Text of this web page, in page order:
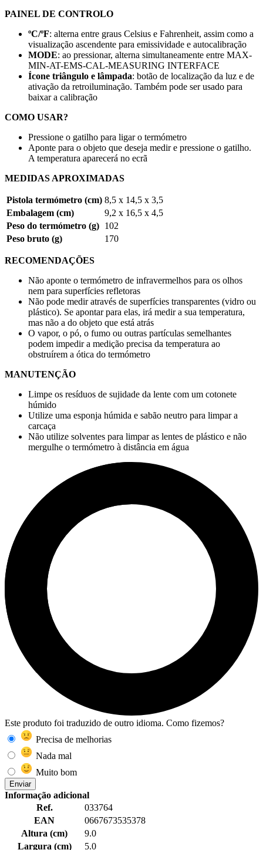
PAINEL DE CONTROLO
ºC/ºF: alterna entre graus Celsius e Fahrenheit, assim como a
visualização ascendente para emissividade e autocalibração
MODE: ao pressionar, alterna simultaneamente entre MAX-
MIN-AT-EMS-CAL-MEASURING INTERFACE
Ícone triângulo e lâmpada: botão de localização da luz e de
ativação da retroiluminação. Também pode ser usado para
baixar a calibração
COMO USAR?
Pressione o gatilho para ligar o termómetro
Aponte para o objeto que deseja medir e pressione o gatilho.
A temperatura aparecerá no ecrã
MEDIDAS APROXIMADAS
Pistola termómetro (cm) 8,5 x 14,5 x 3,5
Embalagem (cm)
9,2 x 16,5 x 4,5
Peso do termómetro (g) 102
Peso bruto (g)
170
RECOMENDAÇÕES
Não aponte o termómetro de infravermelhos para os olhos
nem para superfícies refletoras
Não pode medir através de superfícies transparentes (vidro ou
plástico). Se apontar para elas, irá medir a sua temperatura,
mas não a do objeto que está atrás
O vapor, o pó, o fumo ou outras partículas semelhantes
podem impedir a medição precisa da temperatura ao
obstruírem a ótica do termómetro
MANUTENÇÃO
Limpe os resíduos de sujidade da lente com um cotonete
húmido
Utilize uma esponja húmida e sabão neutro para limpar a
carcaça
Não utilize solventes para limpar as lentes de plástico e não
mergulhe o termómetro à distância em água
Este produto foi traduzido de outro idioma. Como fizemos?
Precisa de melhorias
Nada mal
Muito bom
Enviar
Informação adicional
Ref.
033764
EAN
0667673535378
Altura (cm)
9.0
Largura (cm)
5.0